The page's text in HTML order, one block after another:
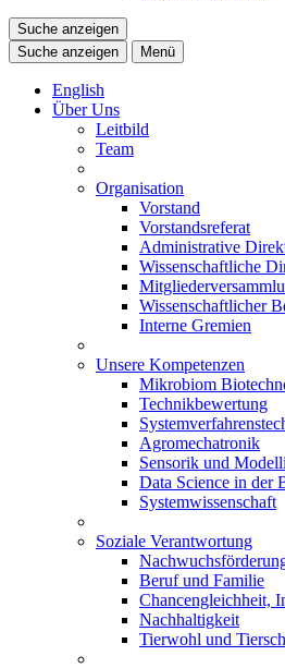
Suche anzeigen
Suche anzeigen
Menü
English
Über Uns
Leitbild
Team
Organisation
Vorstand
Vorstandsreferat
Administrative
Wissenschaftliche
Wissenschaftlicher
Interne Gremien
Unsere Kompetenzen
Mikrobiom
Technikbewertung
Agromechatronik
Sensorik und
Data Science in der
Systemwissenschaft
Soziale Verantwortung
Beruf und Familie
Chancengleichheit,
Nachhaltigkeit
Tierwohl und